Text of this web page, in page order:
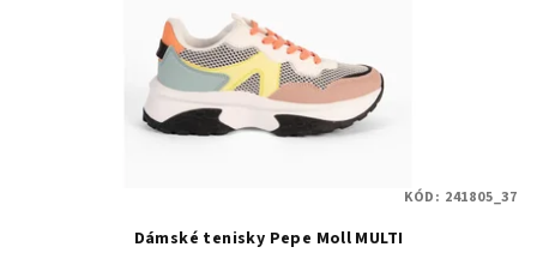
Dámské tenisky Pepe Moll MULTI
KÓD: 241805_37